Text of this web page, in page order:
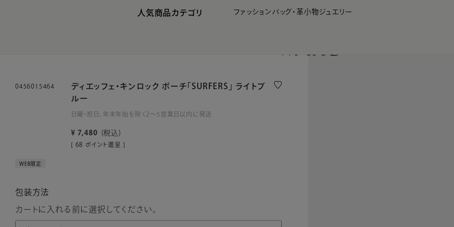
人気商品カテゴリ ファッション バッグ・革小物ジュエリー
0456015464
ディエッフェ・キンロック ポーチ「SURFERS」 ライトブ
ルー
日曜・祝日、年末年始を除く2～5営業日以内に発送
¥ 7,480 税込
[ 68 ポイント進呈 ]
WEB限定
包装方法
カートに入れる前に選択してください。